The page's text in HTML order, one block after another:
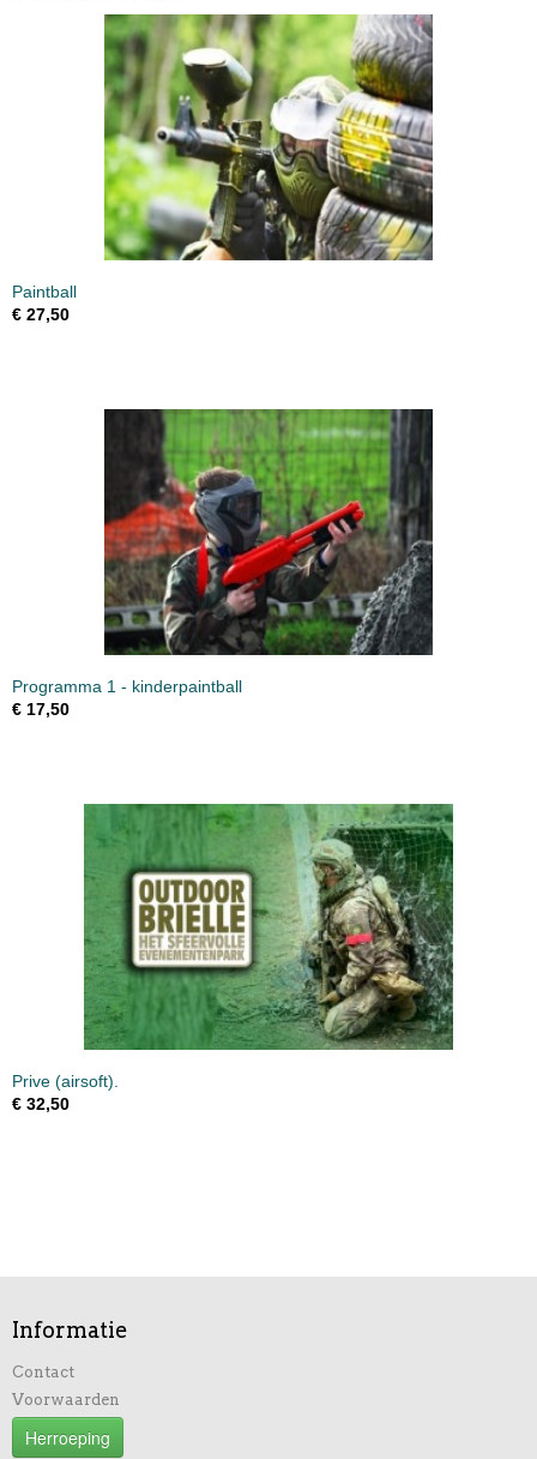
Paintball
€ 27,50
Programma 1 - kinderpaintball
€ 17,50
Prive (airsoft).
€ 32,50
Informatie
Contact
Voorwaarden
Herroeping
LASERGAMES BUMPERVOETBAL